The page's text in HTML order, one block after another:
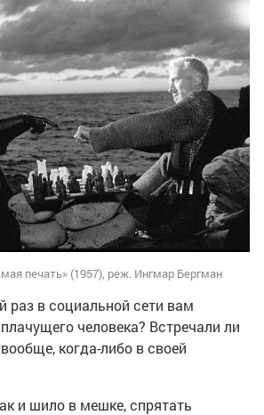
печать» (1957), реж. Ингмар Бергман
раз в социальной сети вам
человека? Встречали ли
когда-либо в своей
и шило в мешке, спрятать